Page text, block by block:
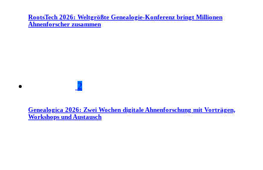
RootsTech 2026: Weltgrößte Genealogie-Konferenz bringt Millionen
Ahnenforscher zusammen
2
Genealogica 2026: Zwei Wochen digitale Ahnenforschung mit Vorträgen,
Workshops und Austausch